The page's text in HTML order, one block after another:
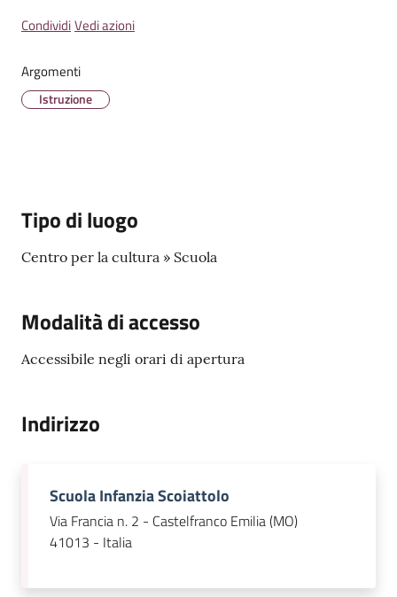
l'Unione
CondividiVedi azioni
Argomenti
Istruzione
Tipo di luogo
Centro per la cultura » Scuola
Modalità di accesso
Accessibile negli orari di apertura
Indirizzo
Scuola Infanzia Scoiattolo
Via Francia n. 2 - Castelfranco Emilia (MO)
41013 - Italia